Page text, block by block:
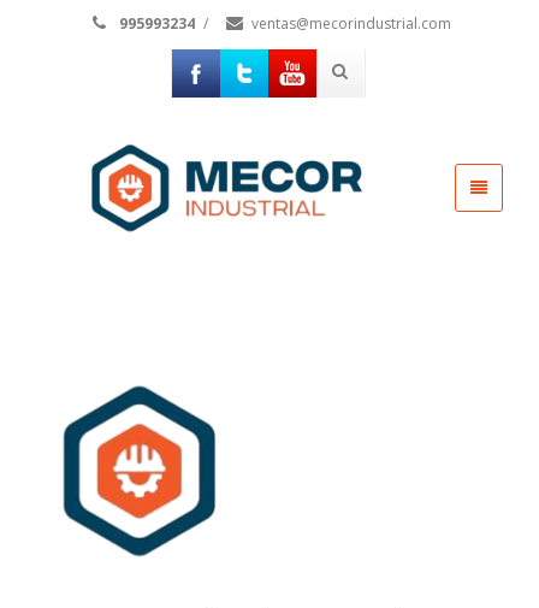
995993234 / ventas@mecorindustrial.com